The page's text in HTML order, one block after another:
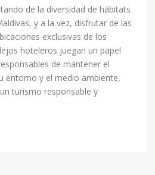
de la diversidad de hábitats
y a la vez, disfrutar de las
exclusivas de los
hoteleros juegan un papel
de mantener el
entorno y el medio ambiente,
turismo responsable y